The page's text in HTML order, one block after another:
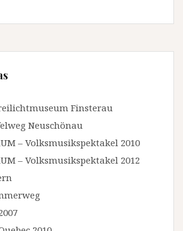
Finsterau
Neuschönau
– Volksmusikspektakel 2010
– Volksmusikspektakel 2012